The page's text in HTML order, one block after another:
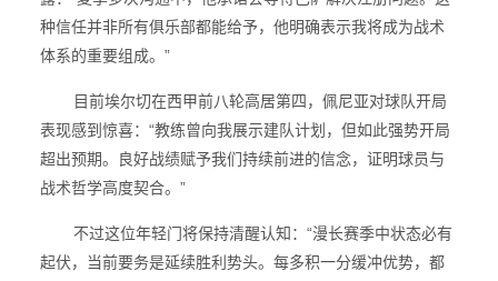
种信任并非所有俱乐部都能给予，他明确表示我将成为战术
体系的重要组成。”
目前埃尔切在西甲前八轮高居第四，佩尼亚对球队开局
表现感到惊喜：“教练曾向我展示建队计划，但如此强势开局
超出预期。良好战绩赋予我们持续前进的信念，证明球员与
战术哲学高度契合。”
不过这位年轻门将保持清醒认知：“漫长赛季中状态必有
起伏，当前要务是延续胜利势头。每多积一分缓冲优势，都